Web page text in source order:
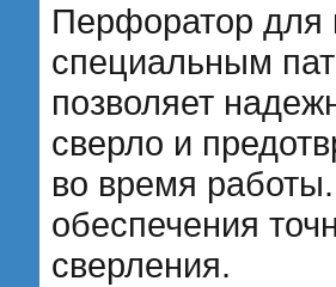
Перфоратор для
специальным
позволяет
сверло и
во время
обеспечения
сверления.